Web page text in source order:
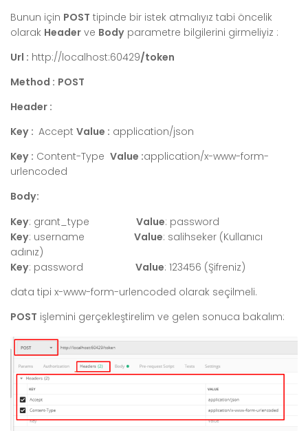
Bunun için POST tipinde bir istek atmalıyız tabi öncelik
olarak Header ve Body parametre bilgilerini girmeliyiz :
Url : http://localhost:60429/token
Method : POST
Header :
Key : Accept Value : application/json
Key : Content-Type Value :application/x-www-form-
urlencoded
Body:
Key: grant_type Value: password
Key: username Value: salihseker (Kullanıcı
adınız)
Key: password Value: 123456 (Şifreniz)
data tipi x-www-form-urlencoded olarak seçilmeli.
POST işlemini gerçekleştirelim ve gelen sonuca bakalım: